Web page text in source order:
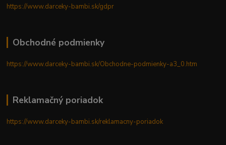
https://www.darceky-bambi.sk/gdpr
Obchodné podmienky
https://www.darceky-bambi.sk/Obchodne-podmienky-a3_0.htm
Reklamačný poriadok
https://www.darceky-bambi.sk/reklamacny-poriadok